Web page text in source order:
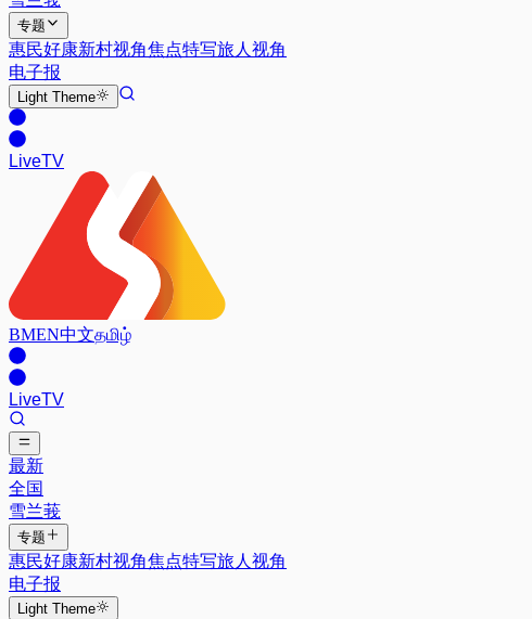
专题
惠民好康新村视角焦点特写旅人视角
电子报
Light Theme
LiveTV
BMEN中文தமிழ்
LiveTV
最新
全国
雪兰莪
专题
惠民好康新村视角焦点特写旅人视角
电子报
Light Theme